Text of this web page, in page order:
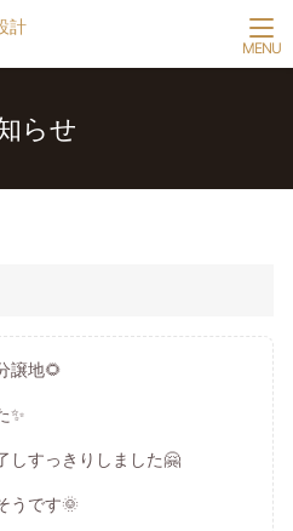
らせ
譲地🌻
✨
しすっきりしました🤗
うです🌞